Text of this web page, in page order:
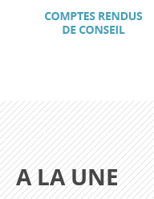
A LA UNE